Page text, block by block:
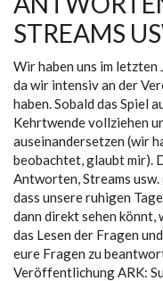
STREAMS
Wir haben uns im
da wir intensiv an der
haben. Sobald das Spiel
Kehrtwende vollziehen
auseinandersetzen (wir
beobachtet, glaubt mir).
Antworten, Streams
dass unsere ruhigen
dann direkt sehen könnt,
das Lesen der Fragen
eure Fragen zu
Veröffentlichung ARK: